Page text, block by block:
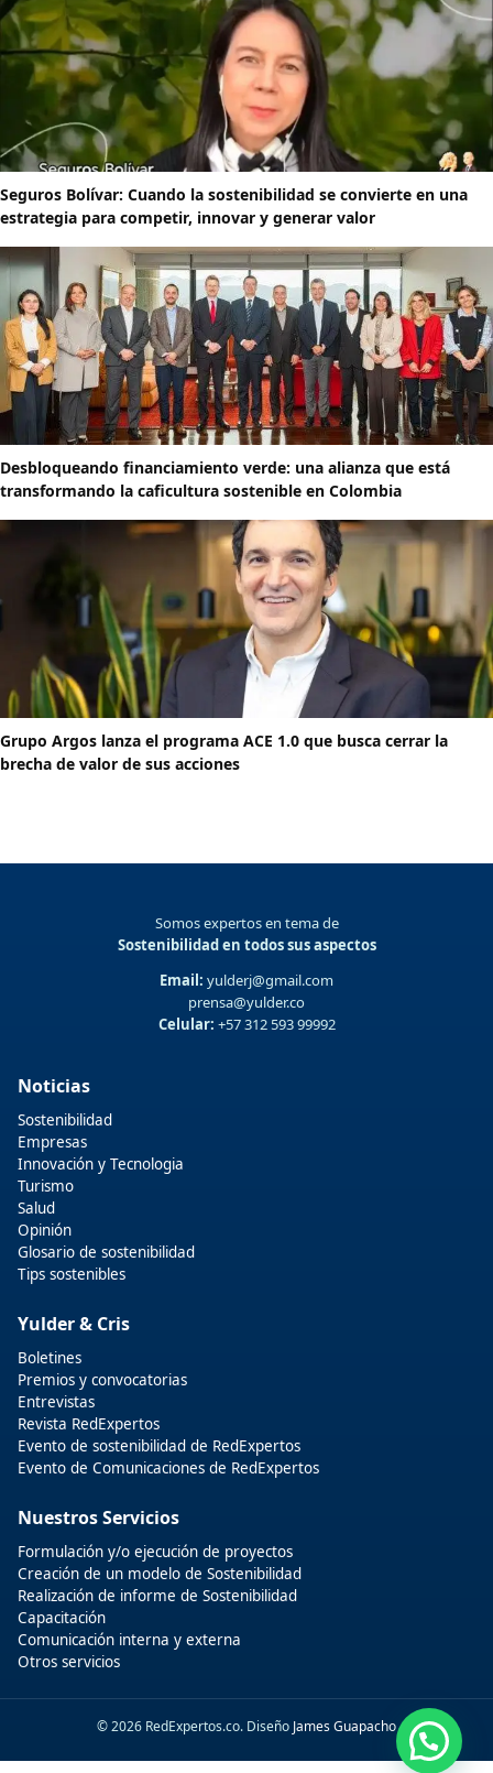
Seguros Bolívar: Cuando la sostenibilidad se convierte en una
estrategia para competir, innovar y generar valor
Desbloqueando financiamiento verde: una alianza que está
transformando la caficultura sostenible en Colombia
Grupo Argos lanza el programa ACE 1.0 que busca cerrar la
brecha de valor de sus acciones
Somos expertos en tema de
Sostenibilidad en todos sus aspectos
Email: yulderj@gmail.com
prensa@yulder.co
Celular: +57 312 593 99992
Noticias
Sostenibilidad
Empresas
Innovación y Tecnologia
Turismo
Salud
Opinión
Glosario de sostenibilidad
Tips sostenibles
Yulder & Cris
Boletines
Premios y convocatorias
Entrevistas
Revista RedExpertos
Evento de sostenibilidad de RedExpertos
Evento de Comunicaciones de RedExpertos
Nuestros Servicios
Formulación y/o ejecución de proyectos
Creación de un modelo de Sostenibilidad
Realización de informe de Sostenibilidad
Capacitación
Comunicación interna y externa
Otros servicios
© 2026 RedExpertos.co. Diseño James Guapacho